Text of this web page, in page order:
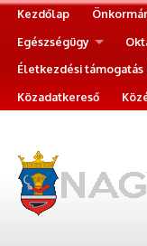
Kezdőlap
Egészségügy
Életkezdési
Közadatkereső